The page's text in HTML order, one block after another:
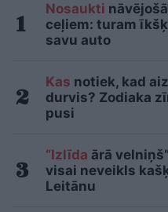
Nosaukti
ceļiem: turam
savu auto
Kas notiek, kad
durvis? Zodiaka
pusi
“Izlīda ārā
visai neveikls
Leitānu